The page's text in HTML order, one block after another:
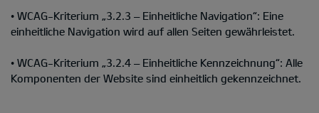
• WCAG-Kriterium „3.2.3 – Einheitliche Navigation“: Eine
einheitliche Navigation wird auf allen Seiten gewährleistet.
• WCAG-Kriterium „3.2.4 – Einheitliche Kennzeichnung“: Alle
Komponenten der Website sind einheitlich gekennzeichnet.